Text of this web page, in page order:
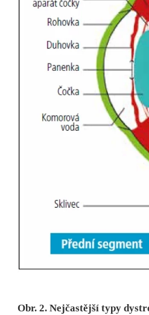
Obr. 2. Nejčastější typy